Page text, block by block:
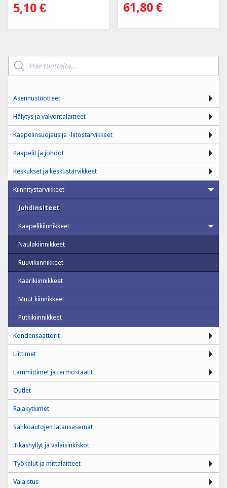
5,10 € 61,80€
Products
search
Asennustuotteet
Hälytys ja valvontalaitteet
Kaapelinsuojaus ja -liitostarvikkeet
Kaapelit ja johdot
Keskukset ja keskustarvikkeet
Kiinnitystarvikkeet
Johdinsiteet
Kaapelikiinnikkeet
Naulakiinnikkeet
Ruuvikiinnikkeet
Kaarikiinnikkeet
Muut kiinnikkeet
Putkikiinnikkeet
Kondensaattorit
Liittimet
Lämmittimet ja termostaatit
Outlet
Rajakytkimet
Sähköautojen latausasemat
Tikashyllyt ja valaisinkiskot
Työkalut ja mittalaitteet
Valaistus